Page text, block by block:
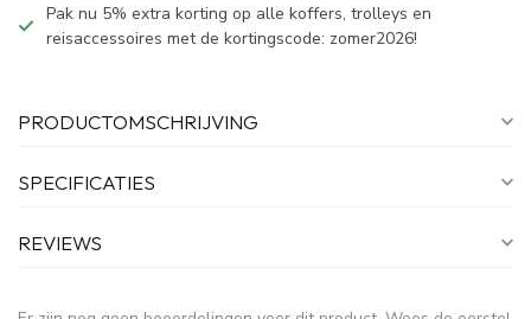
Pak nu 5% extra korting op alle koffers, trolleys en
reisaccessoires met de kortingscode: zomer2026!
PRODUCTOMSCHRIJVING
SPECIFICATIES
REVIEWS